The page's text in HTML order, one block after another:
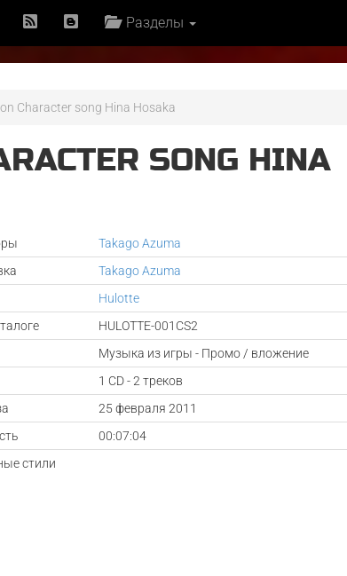
Разделы
Character song Hina Hosaka
SONG HINA
Takago Azuma
Takago Azuma
Hulotte
HULOTTE-001CS2
Музыка из игры - Промо / вложение
1 CD - 2 треков
25 февраля 2011
00:07:04
стили